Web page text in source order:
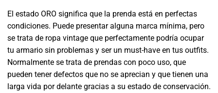
El estado ORO significa que la prenda está en perfectas
condiciones. Puede presentar alguna marca mínima, pero
se trata de ropa vintage que perfectamente podría ocupar
tu armario sin problemas y ser un must-have en tus outfits.
Normalmente se trata de prendas con poco uso, que
pueden tener defectos que no se aprecian y que tienen una
larga vida por delante gracias a su estado de conservación.